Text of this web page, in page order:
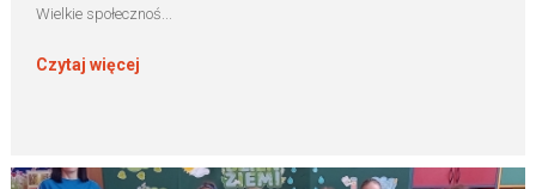
Wielkie społecznoś...
Czytaj więcej